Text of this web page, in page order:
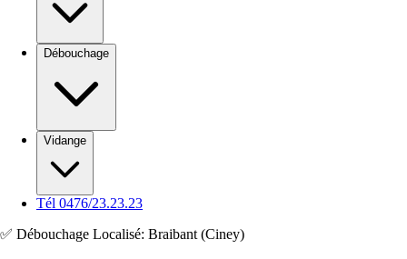
Débouchage
Vidange
Tél 0476/23.23.23
✅ Débouchage Localisé: Braibant (Ciney)